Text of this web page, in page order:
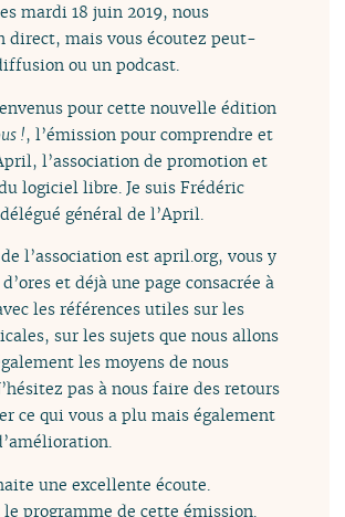
mardi 18 juin 2019, nous
direct, mais vous écoutez peut-
ou un podcast.
pour cette nouvelle édition
!, l’émission pour comprendre et
l’association de promotion et
logiciel libre. Je suis Frédéric
général de l’April.
l’association est april.org, vous y
et déjà une page consacrée à
les références utiles sur les
sur les sujets que nous allons
les moyens de nous
pas à nous faire des retours
ce qui vous a plu mais également
une excellente écoute.
programme de cette émission.